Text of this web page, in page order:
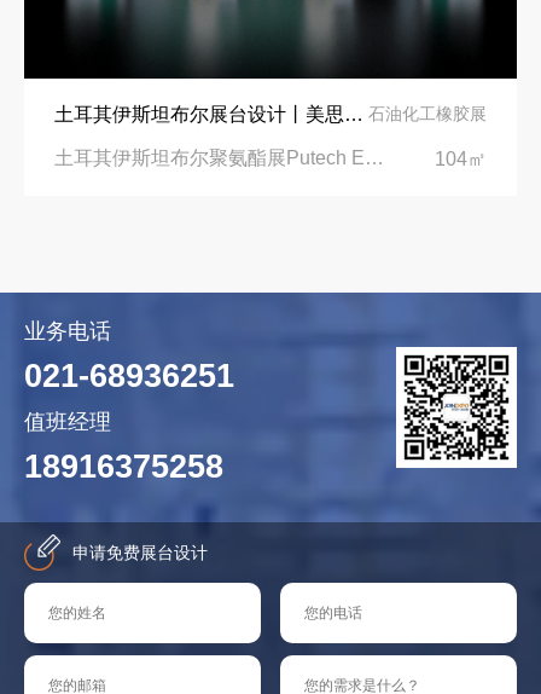
土耳其伊斯坦布尔展台设计丨美思德创新产品，打造聚氨酯行业标杆 石油化工橡胶展
土耳其伊斯坦布尔聚氨酯展Putech Eurasia|土耳其国际会展中心 104㎡
业务电话
021-68936251
值班经理
18916375258
申请免费展台设计